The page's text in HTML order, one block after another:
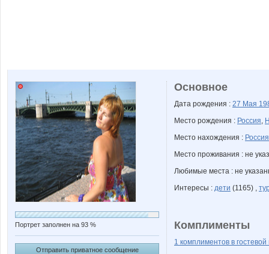
Портрет заполнен на 93 %
Отправить приватное сообщение
Основное
Дата рождения : 27 Мая
Место рождения : Россия,
Место нахождения : Россия
Место проживания : не
Любимые места : не
Интересы : дети (1165) ,
Комплименты
1 комплиментов в гостевой